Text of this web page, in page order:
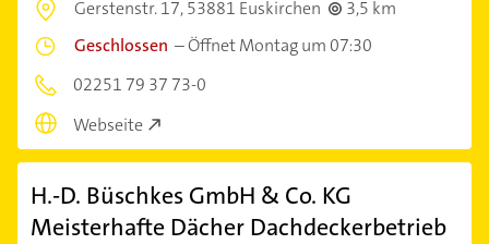
Gerstenstr. 17,53881 Euskirchen
3,5 km
Geschlossen –Öffnet Montag um 07:30
02251 79 37 73-0
Webseite
H.-D. Büschkes GmbH & Co. KG
Meisterhafte Dächer Dachdeckerbetrieb